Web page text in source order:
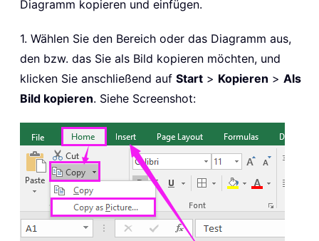
Diagramm kopieren und einfügen.
1. Wählen Sie den Bereich oder das Diagramm aus,
den bzw. das Sie als Bild kopieren möchten, und
klicken Sie anschließend auf Start > Kopieren > Als
Bild kopieren. Siehe Screenshot: